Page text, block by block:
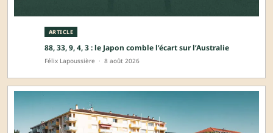
ARTICLE
88, 33, 9, 4, 3 : le Japon comble l’écart sur l’Australie
Félix Lapoussière · 8 août 2026